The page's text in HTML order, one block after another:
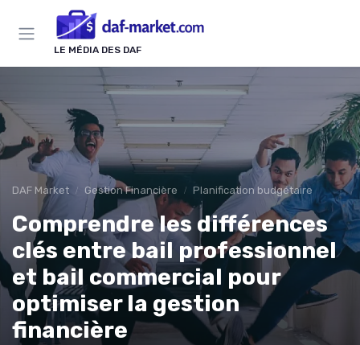
LE MÉDIA DES DAF
DAF Market Gestion Financière Planification budgétaire
Comprendre les différences
clés entre bail professionnel
et bail commercial pour
optimiser la gestion
financière
Panneau de gestion des cookies